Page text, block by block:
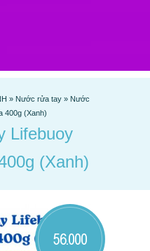
» Nước rửa tay » Nước
400g (Xanh)
Lifebuoy
(Xanh)
56.000